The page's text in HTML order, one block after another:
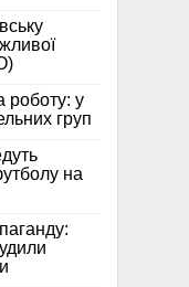
роботу: у
груп
на